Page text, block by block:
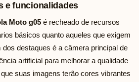
e funcionalidades
Moto g05 é recheado de recursos
básicos quanto aqueles que exigem
destaques é a câmera principal de
artificial para melhorar a qualidade
suas imagens terão cores vibrantes